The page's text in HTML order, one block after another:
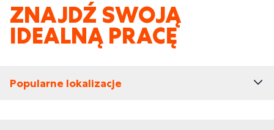
ZNAJDŹ SWOJĄ
IDEALNĄ PRACĘ
Popularne lokalizacje